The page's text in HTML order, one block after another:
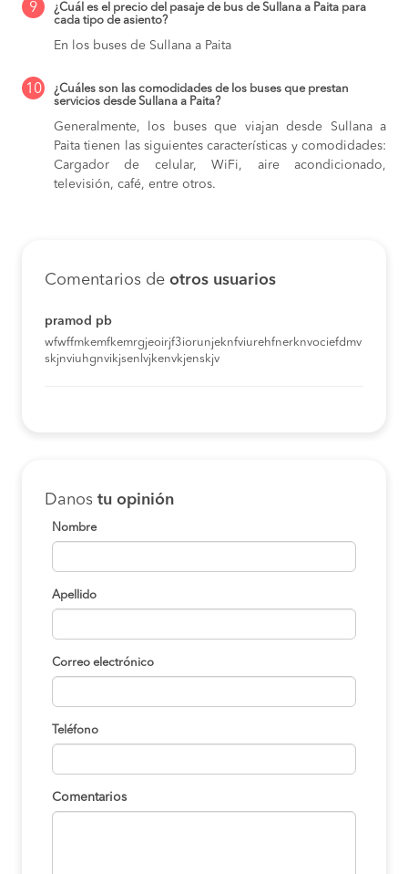
9
¿Cuál es el precio del pasaje de bus de Sullana a Paita para
cada tipo de asiento?
En los buses de Sullana a Paita
10
¿Cuáles son las comodidades de los buses que prestan
servicios desde Sullana a Paita?
Generalmente, los buses que viajan desde Sullana a
Paita tienen las siguientes características y comodidades:
Cargador de celular, WiFi, aire acondicionado,
televisión, café, entre otros.
Comentarios de otros usuarios
pramod pb
wfwffmkemfkemrgjeoirjf3iorunjeknfviurehfnerknvociefdmv
skjnviuhgnvikjsenlvjkenvkjenskjv
Danos tu opinión
Nombre
Apellido
Correo electrónico
Teléfono
Comentarios